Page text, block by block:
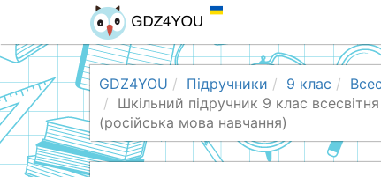
GDZ4YOU Підручники 9 клас
Шкільний підручник 9 клас
(російська мова навчання)